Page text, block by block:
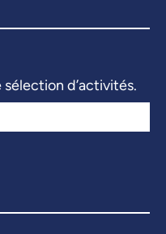
d’activités.